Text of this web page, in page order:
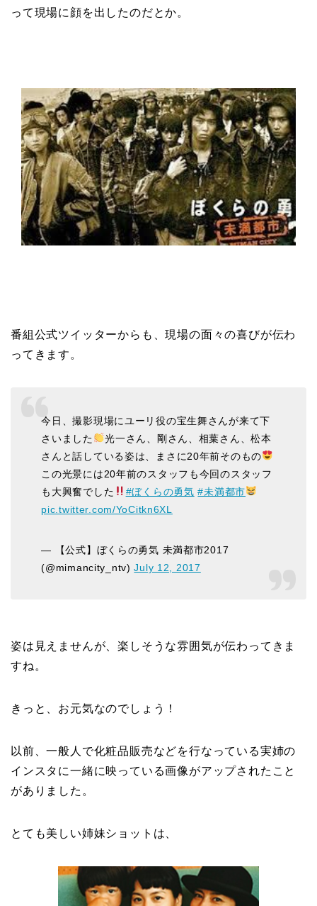
って現場に顔を出したのだとか。
番組公式ツイッターからも、現場の面々の喜びが伝わ
ってきます。
今日、撮影現場にユーリ役の宝生舞さんが来て下
さいました
光一さん、剛さん、相葉さん、松本
さんと話している姿は、まさに20年前そのもの
この光景には20年前のスタッフも今回のスタッフ
も大興奮でした
#ぼくらの勇気 #未満都市
pic.twitter.com/YoCitkn6XL
— 【公式】ぼくらの勇気 未満都市2017
(@mimancity_ntv)July 12, 2017
姿は見えませんが、楽しそうな雰囲気が伝わってきま
すね。
きっと、お元気なのでしょう！
以前、一般人で化粧品販売などを行なっている実姉の
インスタに一緒に映っている画像がアップされたこと
がありました。
とても美しい姉妹ショットは、